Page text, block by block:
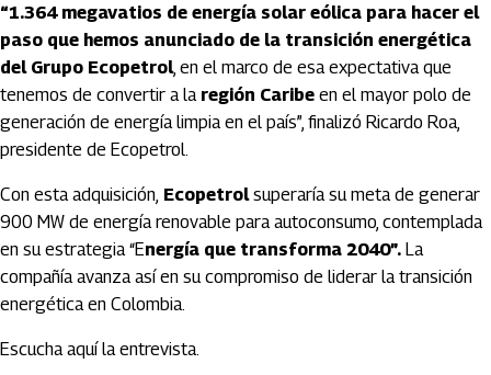
“1.364 megavatios de energía solar eólica para hacer el
paso que hemos anunciado de la transición energética
del Grupo Ecopetrol, en el marco de esa expectativa que
tenemos de convertir a la región Caribe en el mayor polo de
generación de energía limpia en el país”, finalizó Ricardo Roa,
presidente de Ecopetrol.
Con esta adquisición, Ecopetrolsuperaría su meta de generar
900 MW de energía renovable para autoconsumo, contemplada
en su estrategia “Energía que transforma 2040”. La
compañía avanza así en su compromiso de liderar la transición
energética en Colombia.
Escucha aquí la entrevista.